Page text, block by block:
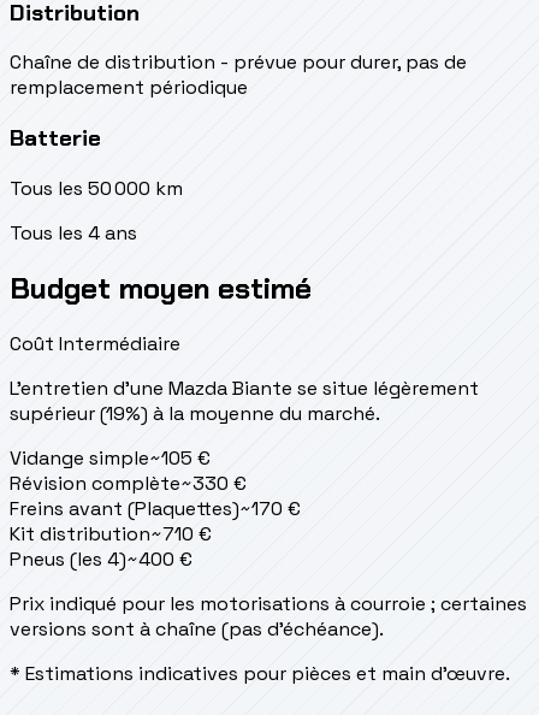
Distribution
Chaîne de distribution - prévue pour durer, pas de
remplacement périodique
Batterie
Tous les 50 000 km
Tous les 4 ans
Budget moyen estimé
Coût Intermédiaire
L'entretien d'une Mazda Biante se situe légèrement
supérieur (19%) à la moyenne du marché.
Vidange simple~105 €
Révision complète~330 €
Freins avant (Plaquettes)~170 €
Kit distribution~710 €
Pneus (les 4)~400 €
Prix indiqué pour les motorisations à courroie ; certaines
versions sont à chaîne (pas d'échéance).
* Estimations indicatives pour pièces et main d'œuvre.